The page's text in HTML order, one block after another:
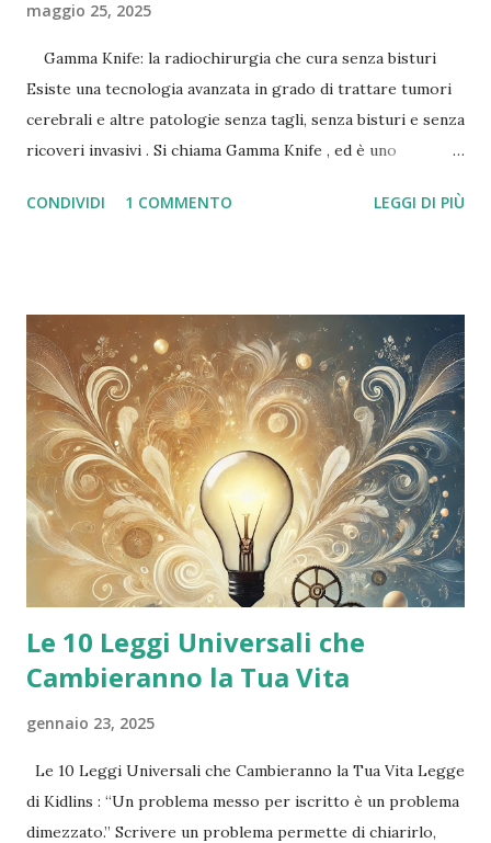
maggio 25, 2025
Gamma Knife: la radiochirurgia che cura senza bisturi
Esiste una tecnologia avanzata in grado di trattare tumori
cerebrali e altre patologie senza tagli, senza bisturi e senza
ricoveri invasivi . Si chiama Gamma Knife , ed è uno
precisione , usato in alcune delle migliori strutture
altamente focalizzati per colpire in modo selettivo le
lesioni cerebrali, senza danneggiare i tessuti sani
circostanti . Viene eseguito senza incisioni , in un’unica
seduta, e spesso non richiede nemmeno l’anestesia
generale . Dopo il trattamento, il paziente può tornare a
casa nello stesso giorno . A cosa serve? Il Gamma Knife è
indicato per: Meningiomi Nevralgia del trigemino Metastasi
cerebrali Adenomi ipofisari Malformazioni arte...
CONDIVIDI 1 COMMENTO LEGGI DI PIÙ
Le 10 Leggi Universali che
Cambieranno la Tua Vita
gennaio 23, 2025
Le 10 Leggi Universali che Cambieranno la Tua Vita Legge
di Kidlins : “Un problema messo per iscritto è un problema
dimezzato.” Scrivere un problema permette di chiarirlo,